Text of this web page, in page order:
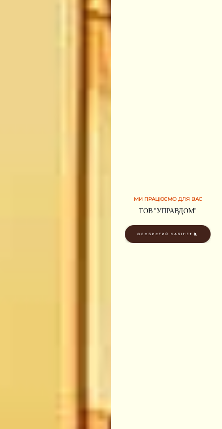
ОДЕСА
МИ ПРАЦЮЄМО ДЛЯ ВАС
ТОВ "УПРАВДОМ"
ОСОБИСТИЙ КАБІНЕТ